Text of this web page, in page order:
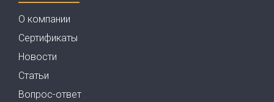
О компании
Сертификаты
Новости
Статьи
Вопрос-ответ